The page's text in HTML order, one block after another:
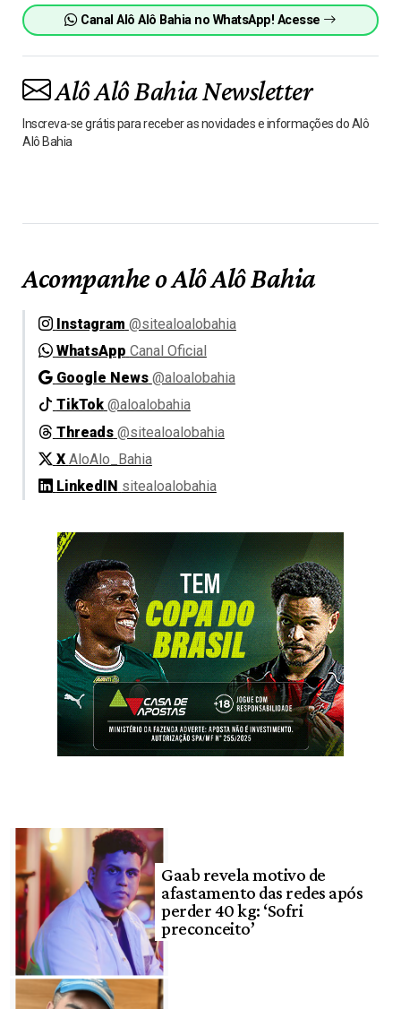
Canal Alô Alô Bahia no WhatsApp! Acesse
Alô Alô Bahia Newsletter
Inscreva-se grátis para receber as novidades e informações do Alô
Alô Bahia
Acompanhe o Alô Alô Bahia
Instagram @sitealoalobahia
WhatsApp Canal Oficial
Google News @aloalobahia
TikTok @aloalobahia
Threads @sitealoalobahia
X AloAlo_Bahia
LinkedIN sitealoalobahia
Gaab revela motivo de
afastamento das redes após
perder 40 kg: ‘Sofri
preconceito’